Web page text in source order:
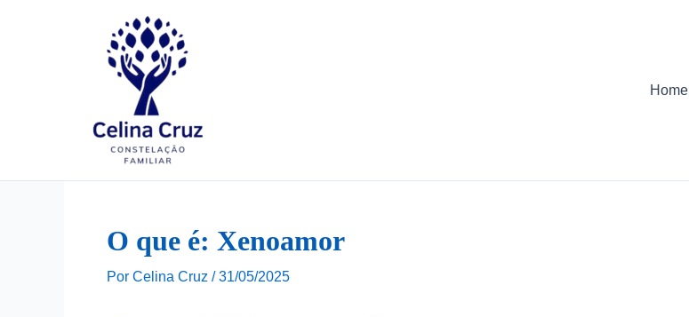
Home
O que é: Xenoamor
Por Celina Cruz /31/05/2025